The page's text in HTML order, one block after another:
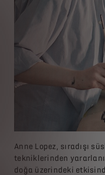
Anne Lopez, sıradışı
tekniklerinden
doğa üzerindeki